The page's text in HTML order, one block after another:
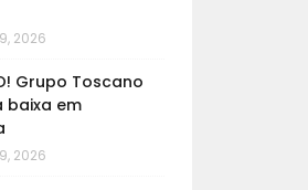
2026
Grupo Toscano
baixa em
2026